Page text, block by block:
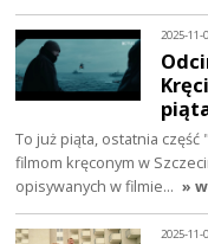
2025-11-
To już piąta, ostatnia
filmom kręconym w
opisywanych w filmie… »
2025-11-